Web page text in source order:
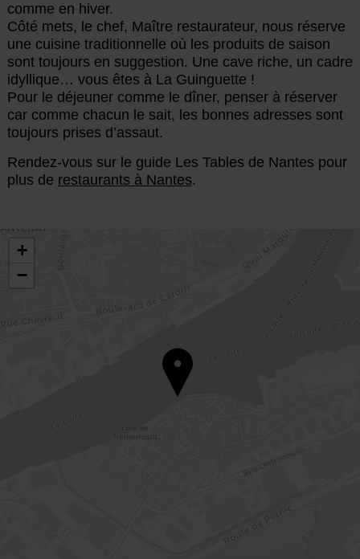
comme en hiver.
Côté mets, le chef, Maître restaurateur, nous réserve
une cuisine traditionnelle où les produits de saison
sont toujours en suggestion. Une cave riche, un cadre
idyllique… vous êtes à La Guinguette !
Pour le déjeuner comme le dîner, penser à réserver
car comme chacun le sait, les bonnes adresses sont
toujours prises d’assaut.
Rendez-vous sur le guide Les Tables de Nantes pour
plus de restaurants à Nantes.